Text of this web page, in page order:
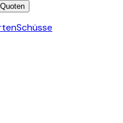
Quoten
Schüsse